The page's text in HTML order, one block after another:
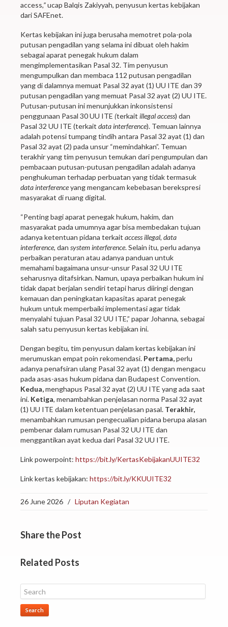
access,”ucap Balqis Zakiyyah, penyusun kertas kebijakan
dari SAFEnet.
Kertas kebijakan ini juga berusaha memotret pola-pola
putusan pengadilan yang selama ini dibuat oleh hakim
sebagai aparat penegak hukum dalam
mengimplementasikan Pasal 32. Tim penyusun
mengumpulkan dan membaca 112 putusan pengadilan
yang di dalamnya memuat Pasal 32 ayat (1) UU ITE dan 39
putusan pengadilan yang memuat Pasal 32 ayat (2) UU ITE.
Putusan-putusan ini menunjukkan inkonsistensi
penggunaan Pasal 30 UU ITE (terkait illegal access) dan
Pasal 32 UU ITE (terkait data interference). Temuan lainnya
adalah potensi tumpang tindih antara Pasal 32 ayat (1) dan
Pasal 32 ayat (2) pada unsur “memindahkan”. Temuan
terakhir yang tim penyusun temukan dari pengumpulan dan
pembacaan putusan-putusan pengadilan adalah adanya
penghukuman terhadap perbuatan yang tidak termasuk
data interferenceyang mengancam kebebasan berekspresi
masyarakat di ruang digital.
“Penting bagi aparat penegak hukum, hakim, dan
masyarakat pada umumnya agar bisa membedakan tujuan
adanya ketentuan pidana terkait access illegal, data
interference, dan system interference. Selain itu, perlu adanya
perbaikan peraturan atau adanya panduan untuk
memahami bagaimana unsur-unsur Pasal 32 UU ITE
seharusnya ditafsirkan. Namun, upaya perbaikan hukum ini
tidak dapat berjalan sendiri tetapi harus diiringi dengan
kemauan dan peningkatan kapasitas aparat penegak
hukum untuk memperbaiki implementasi agar tidak
menyalahi tujuan Pasal 32 UU ITE,” papar Johanna, sebagai
salah satu penyusun kertas kebijakan ini.
Dengan begitu, tim penyusun dalam kertas kebijakan ini
merumuskan empat poin rekomendasi. Pertama,perlu
adanya penafsiran ulang Pasal 32 ayat (1) dengan mengacu
pada asas-asas hukum pidana dan Budapest Convention.
Kedua,menghapus Pasal 32 ayat (2) UU ITE yang ada saat
ini. Ketiga, menambahkan penjelasan norma Pasal 32 ayat
(1) UU ITE dalam ketentuan penjelasan pasal. Terakhir,
menambahkan rumusan pengecualian pidana berupa alasan
pembenar dalam rumusan Pasal 32 UU ITE dan
menggantikan ayat kedua dari Pasal 32 UU ITE.
Link powerpoint: https://bit.ly/KertasKebijakanUUITE32
Link kertas kebijakan: https://bit.ly/KKUUITE32
26 June 2026 / Liputan Kegiatan
Sharethe Post
Related Posts
Search